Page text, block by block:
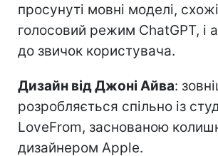
просунуті мовні моделі,
голосовий режим ChatGPT, і
до звичок користувача.
Дизайн від Джоні Айва:
розробляється спільно із
LoveFrom, заснованою
дизайнером Apple.